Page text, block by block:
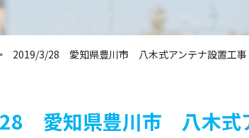
2019/3/28 愛知県豊川市 八木式アンテナ設置工事
愛知県豊川市 八木式